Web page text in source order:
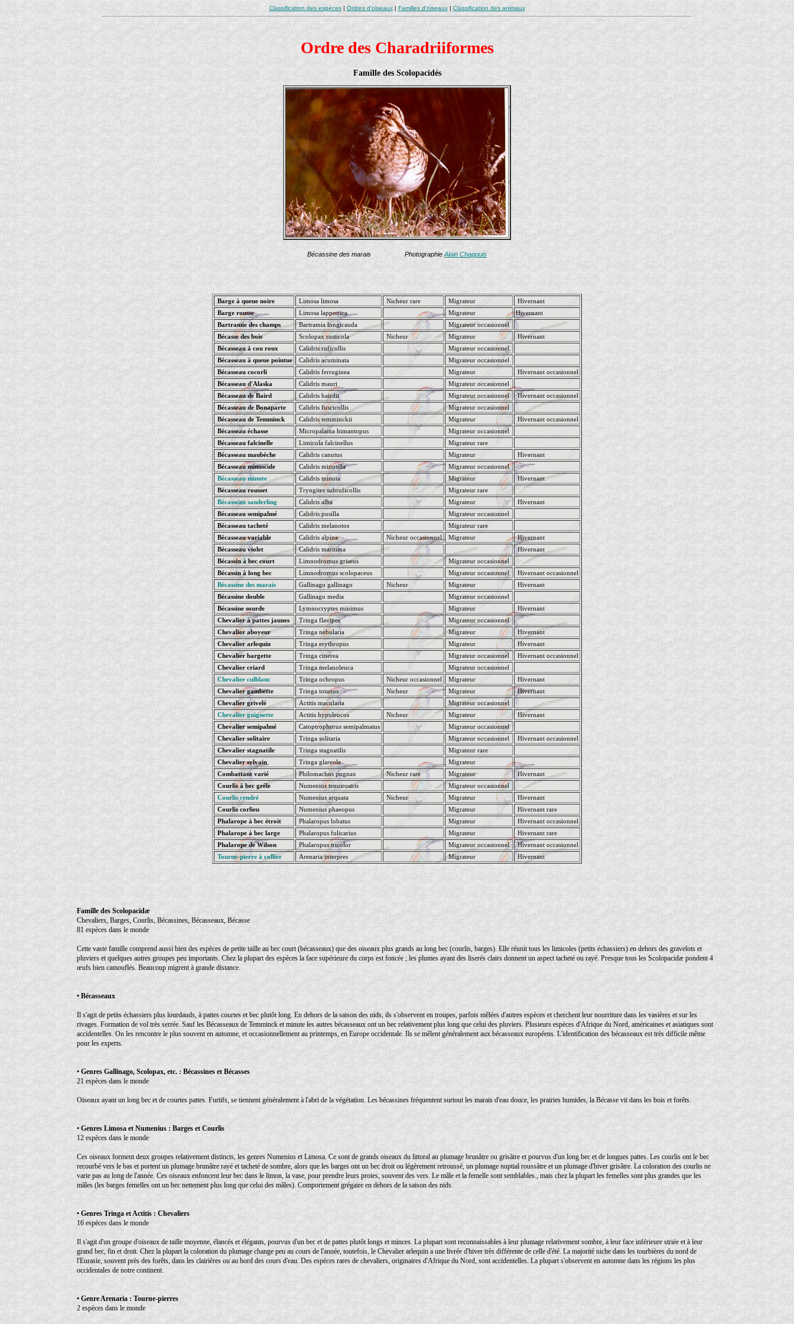
Classification des espèces| Ordres d'oiseaux| Familles d'oiseaux| Classification des animaux
Ordre des Charadriiformes
Famille des Scolopacidés
Bécassine des marais Photographie Alain Chappuis
Barge à queue noire Limosa limosa Nicheur rare Migrateur
Hivernant
Barge rousse
Limosa lapponica Migrateur
Hivernant
Bartramie des champs
Bartramia longicauda
Migrateur occasionnel
Bécasse des bois
Scolopax rusticola Nicheur Migrateur
Hivernant
Bécasseau à cou roux
Calidris ruficollis
Migrateur occasionnel
Bécasseau à queue pointue
Calidris acuminata
Migrateur occasionnel
Bécasseau cocorli
Calidris ferruginea Migrateur
Hivernant occasionnel
Bécasseau d'Alaska
Calidris mauri
Migrateur occasionnel
Bécasseau de Baird
Calidris bairdii Migrateur occasionnel
Hivernant occasionnel
Bécasseau de Bonaparte
Calidris fuscicollis
Migrateur occasionnel
Bécasseau de Temminck
Calidris temminckii Migrateur
Hivernant occasionnel
Bécasseau échasse
Micropalama himantopus
Migrateur occasionnel
Bécasseau falcinelle
Limicola falcinellus
Migrateur rare
Bécasseau maubèche
Calidris canutus Migrateur
Hivernant
Bécasseau minuscule
Calidris minutilla
Migrateur occasionnel
Bécasseau minute
Calidris minuta Migrateur
Hivernant
Bécasseau rousset
Tryngites subruficollis
Migrateur rare
Bécasseau sanderling
Calidris alba Migrateur
Hivernant
Bécasseau semipalmé
Calidris pusilla
Migrateur occasionnel
Bécasseau tacheté
Calidris melanotos
Migrateur rare
Bécasseau variable
Calidris alpina Nicheur occasionnel Migrateur
Hivernant
Bécasseau violet
Calidris maritima
Hivernant
Bécassin à bec court
Limnodromus griseus
Migrateur occasionnel
Bécassin à long bec
Limnodromus scolopaceus Migrateur occasionnel
Hivernant occasionnel
Bécassine des marais
Gallinago gallinago Nicheur Migrateur
Hivernant
Bécassine double
Gallinago media
Migrateur occasionnel
Bécassine sourde
Lymnocryptes minimus Migrateur
Hivernant
Chevalier à pattes jaunes
Tringa flavipes
Migrateur occasionnel
Chevalier aboyeur
Tringa nebularia Migrateur
Hivernant
Chevalier arlequin
Tringa erythropus Migrateur
Hivernant
Chevalier bargette
Tringa cinerea Migrateur occasionnel
Hivernant occasionnel
Chevalier criard
Tringa melanoleuca
Migrateur occasionnel
Chevalier culblanc
Tringa ochropus Nicheur occasionnel Migrateur
Hivernant
Chevalier gambette
Tringa totanus Nicheur Migrateur
Hivernant
Chevalier grivelé
Actitis macularia
Migrateur occasionnel
Chevalier guignette
Actitis hypoleucos Nicheur Migrateur
Hivernant
Chevalier semipalmé
Catoptrophorus semipalmatus
Migrateur occasionnel
Chevalier solitaire
Tringa solitaria Migrateur occasionnel
Hivernant occasionnel
Chevalier stagnatile
Tringa stagnatilis
Migrateur rare
Chevalier sylvain
Tringa glareola
Migrateur
Combattant varié
Philomachus pugnax Nicheur rare Migrateur
Hivernant
Courlis à bec grêle
Numenius tenuirostris
Migrateur occasionnel
Courlis cendré
Numenius arquata Nicheur Migrateur
Hivernant
Courlis corlieu
Numenius phaeopus Migrateur
Hivernant rare
Phalarope à bec étroit
Phalaropus lobatus Migrateur
Hivernant occasionnel
Phalarope à bec large
Phalaropus fulicarius Migrateur
Hivernant rare
Phalarope de Wilson
Phalaropus tricolor Migrateur occasionnel
Hivernant occasionnel
Tourne-pierre à collier
Arenaria interpres Migrateur Hivernant
Famille des Scolopacidæ
Chevaliers, Barges, Courlis, Bécassines, Bécasseaux, Bécasse
81 espèces dans le monde
Cette vaste famille comprend aussi bien des espèces de petite taille au bec court (bécasseaux) que des oiseaux plus grands au long bec (courlis, barges). Elle réunit tous les limicoles (petits échassiers) en dehors des gravelots et
pluviers et quelques autres groupes peu importants. Chez la plupart des espèces la face supérieure du corps est foncée ; les plumes ayant des liserés clairs donnent un aspect tacheté ou rayé. Presque tous les Scolopacidæ pondent 4
œufs bien camouflés. Beaucoup migrent à grande distance.
• Bécasseaux
Il s'agit de petits échassiers plus lourdauds, à pattes courtes et bec plutôt long. En dehors de la saison des nids, ils s'observent en troupes, parfois mêlées d'autres espèces et cherchent leur nourriture dans les vasières et sur les
rivages. Formation de vol très serrée. Sauf les Bécasseaux de Temminck et minute les autres bécasseaux ont un bec relativement plus long que celui des pluviers. Plusieurs espèces d'Afrique du Nord, américaines et asiatiques sont
accidentelles. On les rencontre le plus souvent en automne, et occasionnellement au printemps, en Europe occidentale. Ils se mêlent généralement aux bécasseaux européens. L'identification des bécasseaux est très difficile même
pour les experts.
• Genres Gallinago, Scolopax, etc. : Bécassines et Bécasses
21 espèces dans le monde
Oiseaux ayant un long bec et de courtes pattes. Furtifs, se tiennent généralement à l'abri de la végétation. Les bécassines fréquentent surtout les marais d'eau douce, les prairies humides, la Bécasse vit dans les bois et forêts.
• Genres Limosa et Numenius : Barges et Courlis
12 espèces dans le monde
Ces oiseaux forment deux groupes relativement distincts, les genres Numenius et Limosa. Ce sont de grands oiseaux du littoral au plumage brunâtre ou grisâtre et pourvus d'un long bec et de longues pattes. Les courlis ont le bec
recourbé vers le bas et portent un plumage brunâtre rayé et tacheté de sombre, alors que les barges ont un bec droit ou légèrement retroussé, un plumage nuptial roussâtre et un plumage d'hiver grisâtre. La coloration des courlis ne
varie pas au long de l'année. Ces oiseaux enfoncent leur bec dans le limon, la vase, pour prendre leurs proies, souvent des vers. Le mâle et la femelle sont semblables., mais chez la plupart les femelles sont plus grandes que les
mâles (les barges femelles ont un bec nettement plus long que celui des mâles). Comportement grégaire en dehors de la saison des nids.
• Genres Tringa et Actitis : Chevaliers
16 espèces dans le monde
Il s'agit d'un groupe d'oiseaux de taille moyenne, élancés et élégants, pourvus d'un bec et de pattes plutôt longs et minces. La plupart sont reconnaissables à leur plumage relativement sombre, à leur face inférieure striée et à leur
grand bec, fin et droit. Chez la plupart la coloration du plumage change peu au cours de l'année, toutefois, le Chevalier arlequin a une livrée d'hiver très différente de celle d'été. La majorité niche dans les tourbières du nord de
l'Eurasie, souvent près des forêts, dans les clairières ou au bord des cours d'eau. Des espèces rares de chevaliers, originaires d'Afrique du Nord, sont accidentelles. La plupart s'observent en automne dans les régions les plus
occidentales de notre continent.
• Genre Arenaria : Tourne-pierres
2 espèces dans le monde